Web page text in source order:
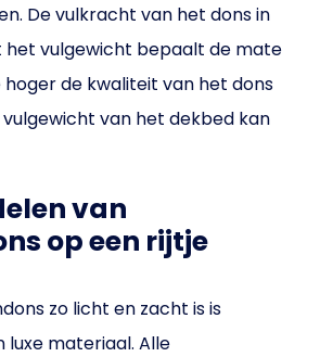
De vulkracht van het dons in
vulgewicht bepaalt de mate
hoger de kwaliteit van het dons
van het dekbed kan
van
op een rijtje
zo licht en zacht is is
luxe materiaal. Alle